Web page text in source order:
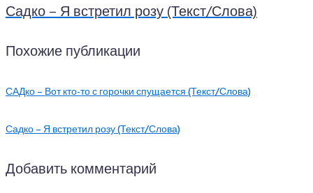
Садко – Я встретил розу (Текст/Слова)
Похожие публикации
САДко – Вот кто-то с горочки спущается (Текст/Слова)
Садко – Я встретил розу (Текст/Слова)
Добавить комментарий